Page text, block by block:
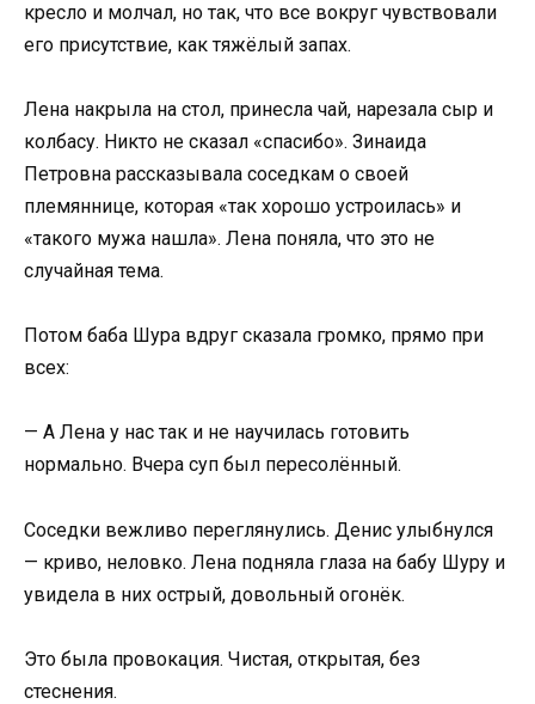
кресло и молчал, но так, что все вокруг чувствовали
его присутствие, как тяжёлый запах.
Лена накрыла на стол, принесла чай, нарезала сыр и
колбасу. Никто не сказал «спасибо». Зинаида
Петровна рассказывала соседкам о своей
племяннице, которая «так хорошо устроилась» и
«такого мужа нашла». Лена поняла, что это не
случайная тема.
Потом баба Шура вдруг сказала громко, прямо при
всех:
— А Лена у нас так и не научилась готовить
нормально. Вчера суп был пересолённый.
Соседки вежливо переглянулись. Денис улыбнулся
— криво, неловко. Лена подняла глаза на бабу Шуру и
увидела в них острый, довольный огонёк.
Это была провокация. Чистая, открытая, без
стеснения.